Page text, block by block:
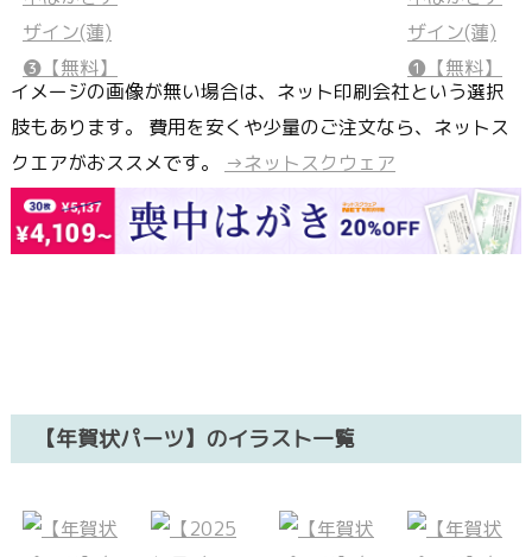
イメージの画像が無い場合は、ネット印刷会社という選択
肢もあります。 費用を安くや少量のご注文なら、ネットス
クエアがおススメです。
→ネットスクウェア
【年賀状パーツ】のイラスト一覧